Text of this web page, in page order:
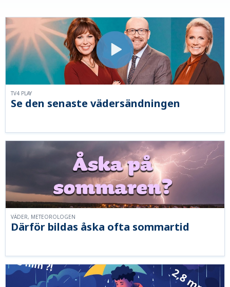
Se den senaste vädersändningen
TV4 PLAY
Därför bildas åska ofta sommartid
VÄDER, METEOROLOGEN